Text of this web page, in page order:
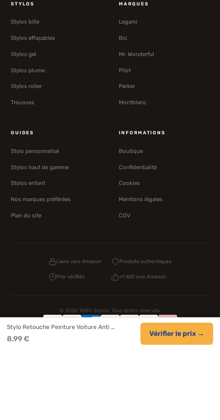
STYLOS
Stylos bille
Stylos effaçables
Stylos gel
Stylos plume
Stylos roller
Trousses
MARQUES
Legami
Bic
Mr. Wonderful
Pilot
Parker
Montblanc
GUIDES
Stylo personnalisé
Stylos haut de gamme
Stylos enfant
Nos marques préférées
Plan du site
INFORMATIONS
Boutique
Confidentialité
Cookies
Mentions légales
CGV
Liens vers Amazon Produits authentiques
Prix vérifiés +1 600 avis Amazon
© 2026 1000 Stylos. Tous droits réservés.
Stylo Retouche Peinture Voiture Anti …
8.99 €
Vérifier le prix →